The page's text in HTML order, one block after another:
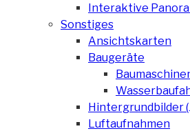
Interaktive
Sonstiges
Ansichtskarten
Baugeräte
Hintergrundbilder
Luftaufnahmen